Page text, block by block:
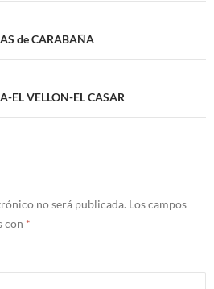
de CARABAÑA
EL VELLON-EL CASAR
no será publicada. Los campos
con *